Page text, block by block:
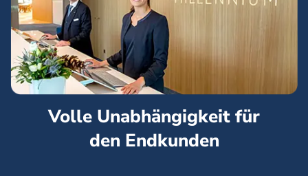
Einheitliche, markenorientierte
Volle Unabhängigkeit für
den Endkunden